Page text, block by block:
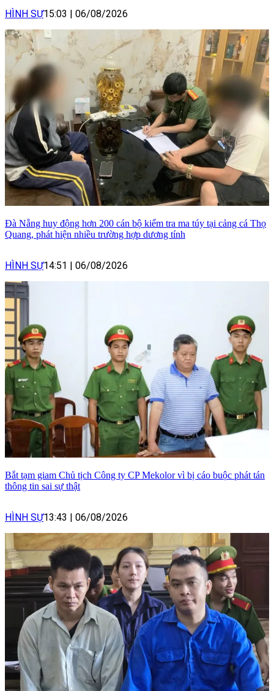
HÌNH SỰ15:03 06/08/2026
Đà Nẵng huy động hơn 200 cán bộ kiểm tra ma túy tại cảng cá Thọ
Quang, phát hiện nhiều trường hợp dương tính
HÌNH SỰ14:51 06/08/2026
Bắt tạm giam Chủ tịch Công ty CP Mekolor vì bị cáo buộc phát tán
thông tin sai sự thật
HÌNH SỰ13:43 06/08/2026